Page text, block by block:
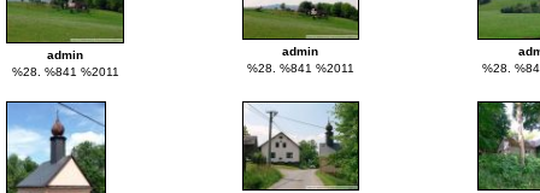
admin
%28. %841 %2011
admin
%28. %841 %2011
%28.